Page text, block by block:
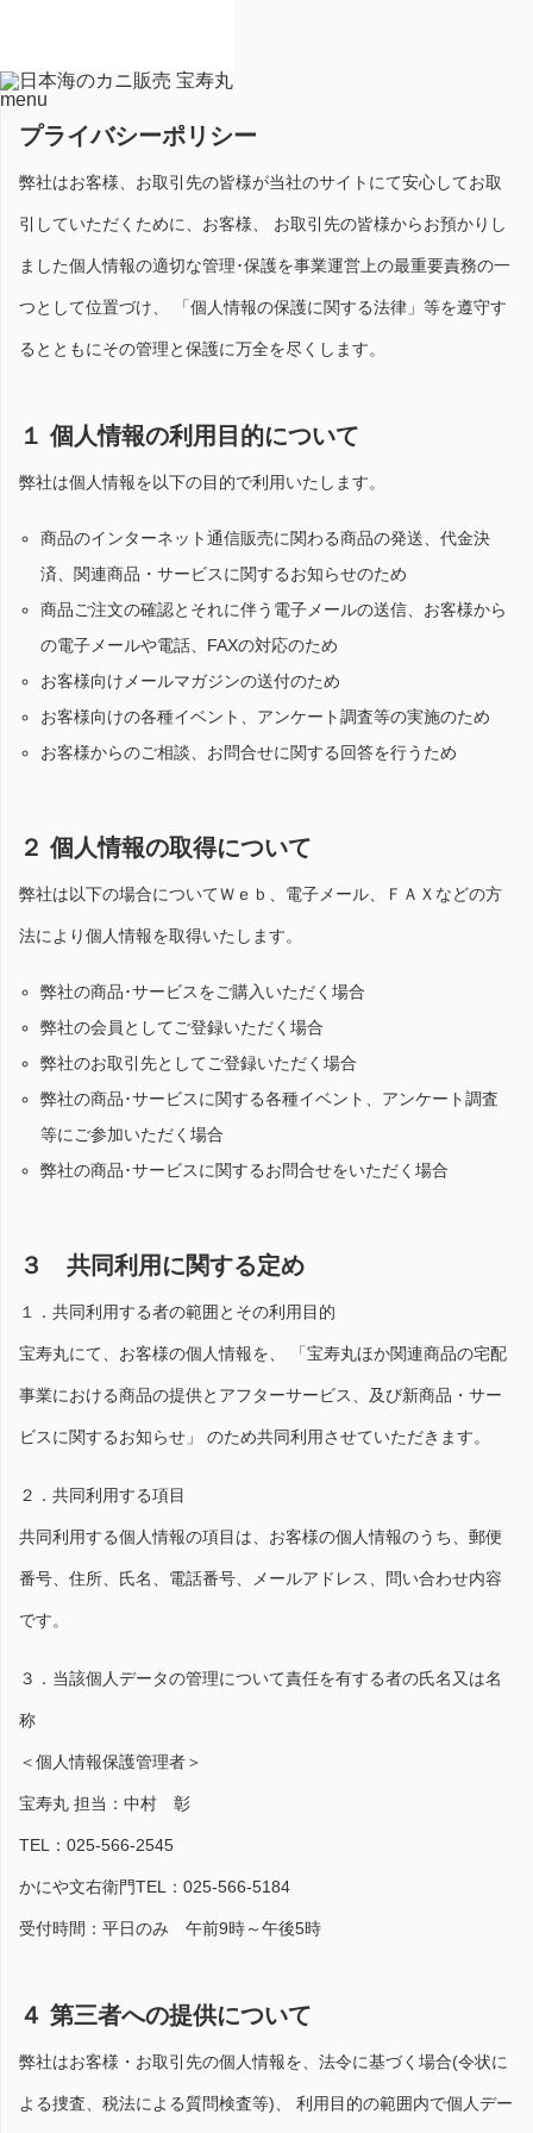
menu
シー
プライバシーポリシー
弊社はお客様、お取引先の皆様が当社のサイトにて安心してお取
引していただくために、お客様、 お取引先の皆様からお預かりし
ました個人情報の適切な管理･保護を事業運営上の最重要責務の一
つとして位置づけ、 「個人情報の保護に関する法律」等を遵守す
るとともにその管理と保護に万全を尽くします。
１ 個人情報の利用目的について
弊社は個人情報を以下の目的で利用いたします。
商品のインターネット通信販売に関わる商品の発送、代金決
済、関連商品・サービスに関するお知らせのため
商品ご注文の確認とそれに伴う電子メールの送信、お客様から
の電子メールや電話、FAXの対応のため
お客様向けメールマガジンの送付のため
お客様向けの各種イベント、アンケート調査等の実施のため
お客様からのご相談、お問合せに関する回答を行うため
２ 個人情報の取得について
弊社は以下の場合についてＷｅｂ、電子メール、ＦＡＸなどの方
法により個人情報を取得いたします。
弊社の商品･サービスをご購入いただく場合
弊社の会員としてご登録いただく場合
弊社のお取引先としてご登録いただく場合
弊社の商品･サービスに関する各種イベント、アンケート調査
等にご参加いただく場合
弊社の商品･サービスに関するお問合せをいただく場合
３ 共同利用に関する定め
１．共同利用する者の範囲とその利用目的
宝寿丸にて、お客様の個人情報を、 「宝寿丸ほか関連商品の宅配
事業における商品の提供とアフターサービス、及び新商品・サー
ビスに関するお知らせ」 のため共同利用させていただきます。
２．共同利用する項目
共同利用する個人情報の項目は、お客様の個人情報のうち、郵便
番号、住所、氏名、電話番号、メールアドレス、問い合わせ内容
です。
３．当該個人データの管理について責任を有する者の氏名又は名
称
＜個人情報保護管理者＞
宝寿丸 担当：中村 彰
TEL：025-566-2545
かにや文右衛門TEL：025-566-5184
受付時間：平日のみ 午前9時～午後5時
４ 第三者への提供について
弊社はお客様・お取引先の個人情報を、法令に基づく場合(令状に
よる捜査、税法による質問検査等)、 利用目的の範囲内で個人デー